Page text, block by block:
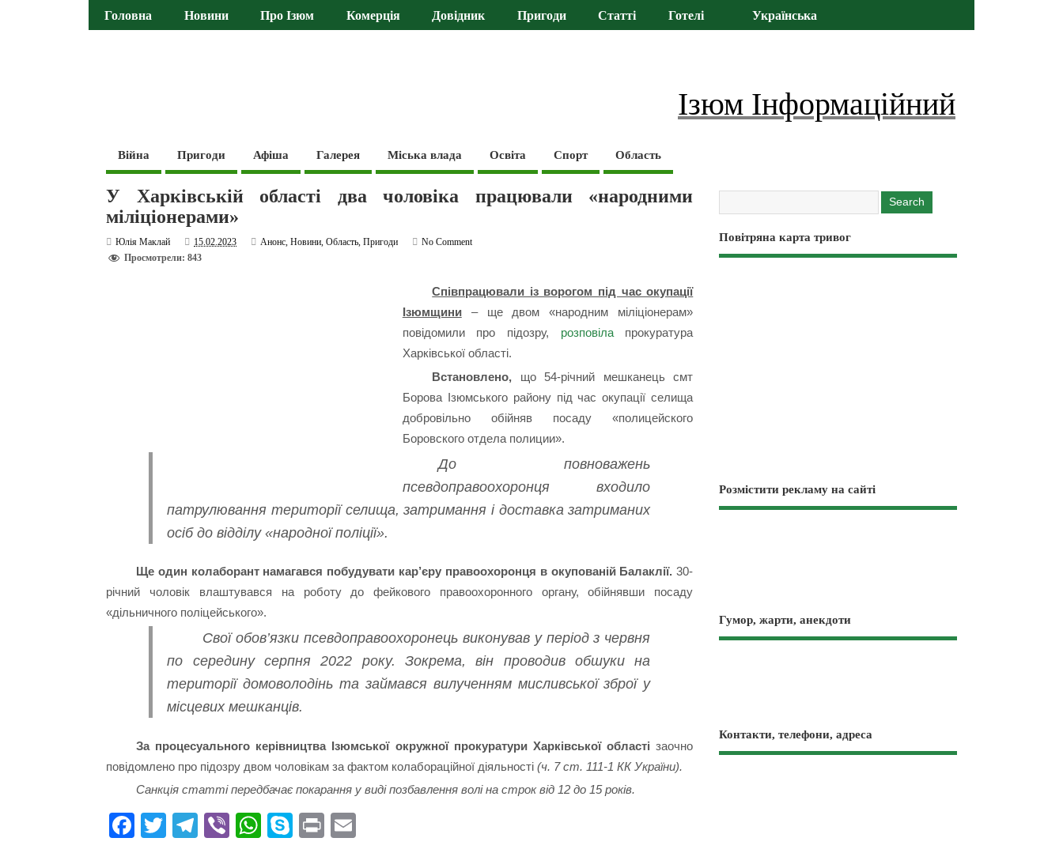
Головна Новини Про Ізюм Комерція Довідник Пригоди Статті Готелі Українська
Ізюм Інформаційний
Війна Пригоди Афіша Галерея Міська влада Освіта Спорт Область
У Харківській області два чоловіка працювали «народними
міліціонерами»
Юлія Маклай 15.02.2023 Анонс,Новини,Область,Пригоди
No Comment
Просмотрели: 843
Співпрацювали із ворогом під час окупації
Ізюмщини– ще двом «народним міліціонерам»
повідомили про підозру, розповілапрокуратура
Харківської області.
Встановлено, що 54-річний мешканець смт
Борова Ізюмського району під час окупації селища
добровільно обійняв посаду «полицейского
Боровского отдела полиции».
До повноважень
псевдоправоохоронця входило
патрулювання території селища, затримання і доставка затриманих
осіб до відділу «народної поліції».
Ще один колаборант намагався побудувати кар’єру правоохоронця в окупованій Балаклії. 30-
річний чоловік влаштувався на роботу до фейкового правоохоронного органу, обійнявши посаду
«дільничного поліцейського».
Свої обов’язки псевдоправоохоронець виконував у період з червня
по середину серпня 2022 року. Зокрема, він проводив обшуки на
території домоволодінь та займався вилученням мисливської зброї у
місцевих мешканців.
За процесуального керівництва Ізюмської окружної прокуратури Харківської області заочно
повідомлено про підозру двом чоловікам за фактом колабораційної діяльності(ч. 7 ст. 111-1 КК України).
Санкція статті передбачає покарання у виді позбавлення волі на строк від 12 до 15 років.
Fa T
Te Vi
W
S
Pr
Повітряна карта тривог
Розмістити рекламу на сайті
Гумор, жарти, анекдоти
Контакти, телефони, адреса